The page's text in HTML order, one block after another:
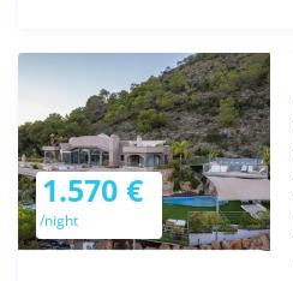
1.570 €
/night